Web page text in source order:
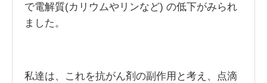
で電解質(カリウムやリンなど) の低下がみられ
ました。
私達は、これを抗がん剤の副作用と考え、点滴